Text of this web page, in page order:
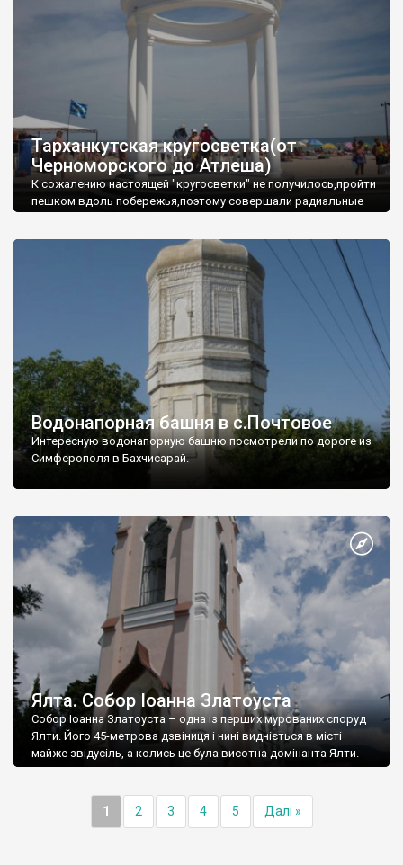
Тарханкутская кругосветка(от
Черноморского до Атлеша)
К сожалению настоящей "кругосветки" не получилось,пройти
пешком вдоль побережья,поэтому совершали радиальные
Водонапорная башня в с.Почтовое
Интересную водонапорную башню посмотрели по дороге из
Симферополя в Бахчисарай.
Ялта. Собор Іоанна Златоуста
Собор Іоанна Златоуста – одна із перших мурованих споруд
Ялти. Його 45-метрова дзвіниця і нині видніється в місті
майже звідусіль, а колись це була висотна домінанта Ялти.
1 2 3 4 5 Далі »